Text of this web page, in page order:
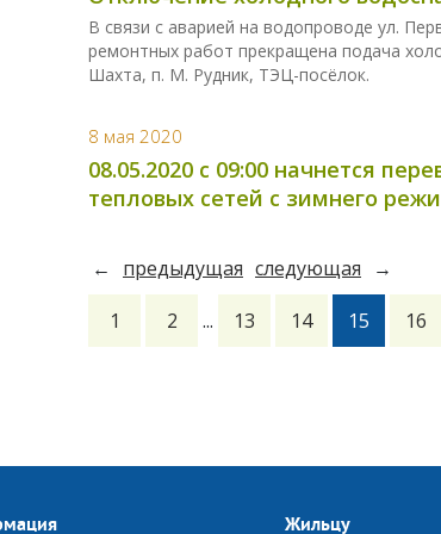
В связи с аварией на водопроводе ул.
ремонтных работ прекращена подача
Шахта, п. М. Рудник, ТЭЦ-посёлок.
8 мая 2020
08.05.2020 с 09:00 начнется
тепловых сетей с зимнего
← предыдущая следующая
→
1
2 ... 13 14 15 16
Жильцу